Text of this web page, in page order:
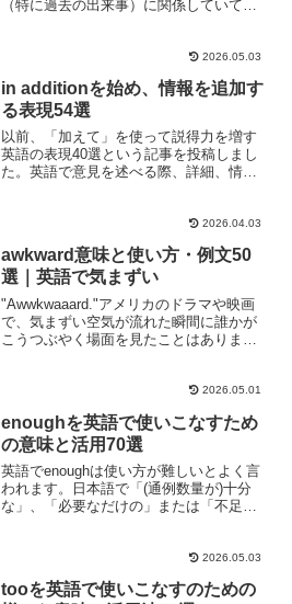
（特に過去の出来事）に関係していて、
ever sinceはsinceより「ずっと」を強調
2026.05.03
in additionを始め、情報を追加す
る表現54選
以前、「加えて」を使って説得力を増す
英語の表現40選という記事を投稿しまし
た。英語で意見を述べる際、詳細、情報
additionという表現も少し紹介しました。
2026.04.03
awkward意味と使い方・例文50
選｜英語で気まずい
"Awwkwaaard."アメリカのドラマや映画
で、気まずい空気が流れた瞬間に誰かが
こうつぶやく場面を見たことはありませ
ね」と認める。これがネイティブ・スピ
2026.05.01
enoughを英語で使いこなすため
の意味と活用70選
英語でenoughは使い方が難しいとよく言
われます。日本語で「(通例数量が)十分
な」、「必要なだけの」または「不足の
るということをご存知ですか？enoughと
の言葉の組...
2026.05.03
tooを英語で使いこなすのための